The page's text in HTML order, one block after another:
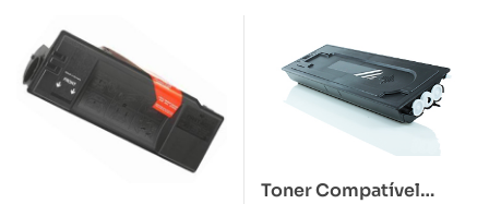
Toner Compatível